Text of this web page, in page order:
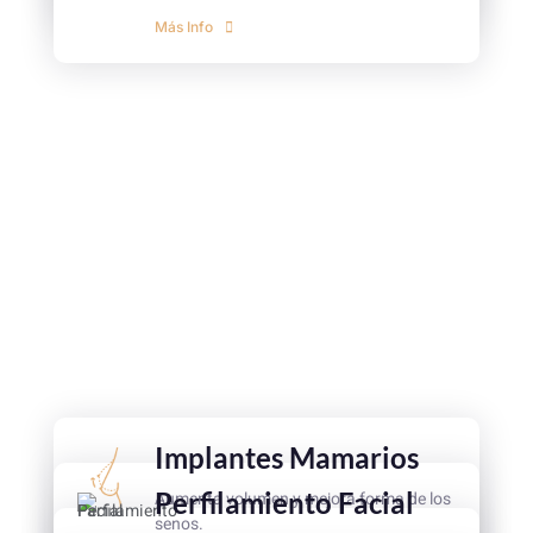
Más Info
Implantes Mamarios
Aumenta volumen y mejora forma de los
senos.
Perfilamiento Facial